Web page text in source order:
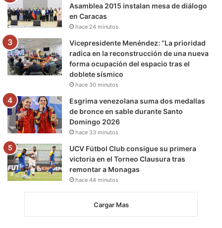
Asamblea 2015 instalan mesa de diálogo
en Caracas
hace 24 minutos
Vicepresidente Menéndez: “La prioridad
radica en la reconstrucción de una nueva
forma ocupación del espacio tras el
doblete sísmico
hace 30 minutos
Esgrima venezolana suma dos medallas
de bronce en sable durante Santo
Domingo 2026
hace 33 minutos
UCV Fútbol Club consigue su primera
victoria en el Torneo Clausura tras
remontar a Monagas
hace 44 minutos
Cargar Mas